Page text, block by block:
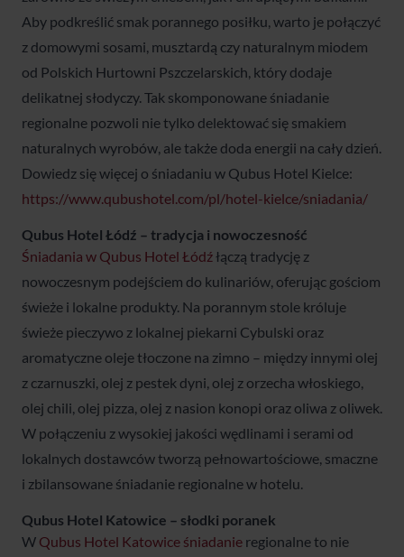
Aby podkreślić smak porannego posiłku, warto je połączyć
z domowymi sosami, musztardą czy naturalnym miodem
od Polskich Hurtowni Pszczelarskich, który dodaje
delikatnej słodyczy. Tak skomponowane śniadanie
regionalne pozwoli nie tylko delektować się smakiem
naturalnych wyrobów, ale także doda energii na cały dzień.
Dowiedz się więcej o śniadaniu w Qubus Hotel Kielce:
https://www.qubushotel.com/pl/hotel-kielce/sniadania/
Qubus Hotel Łódź – tradycja i nowoczesność
Śniadania w Qubus Hotel Łódź łączą tradycję z
nowoczesnym podejściem do kulinariów, oferując gościom
świeże i lokalne produkty. Na porannym stole króluje
świeże pieczywo z lokalnej piekarni Cybulski oraz
aromatyczne oleje tłoczone na zimno – między innymi olej
z czarnuszki, olej z pestek dyni, olej z orzecha włoskiego,
olej chili, olej pizza, olej z nasion konopi oraz oliwa z oliwek.
W połączeniu z wysokiej jakości wędlinami i serami od
lokalnych dostawców tworzą pełnowartościowe, smaczne
i zbilansowane śniadanie regionalne w hotelu.
Qubus Hotel Katowice – słodki poranek
W Qubus Hotel Katowice śniadanie regionalne to nie